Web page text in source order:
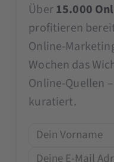
Über15.000
profitieren
Online-
Wochen das
Online-Quellen
kuratiert.